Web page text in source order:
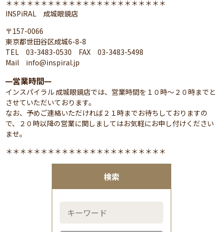
検索
＊＊＊＊＊＊＊＊＊＊＊＊＊＊＊＊＊＊＊＊＊＊＊
INSPiRAL 成城眼鏡店
〒157-0066
東京都世田谷区成城6-8-8
TEL 03-3483-0530 FAX 03-3483-5498
Mail info@inspiral.jp
━営業時間━
インスパイラル 成城眼鏡店では、営業時間を１０時～２０時までと
させていただいております。
なお、予めご連絡いただければ２１時までお待ちしておりますの
で、２０時以降の営業に関しましてはお気軽にお申し付けください
ませ。
＊＊＊＊＊＊＊＊＊＊＊＊＊＊＊＊＊＊＊＊＊＊＊